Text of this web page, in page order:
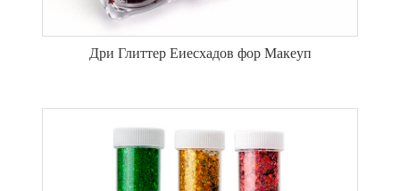
Дри Глиттер Еиесхадов фор Макеуп